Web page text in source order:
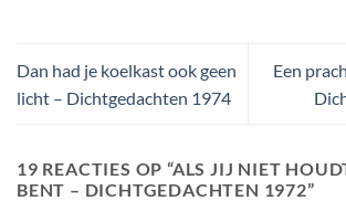
Dan had je koelkast ook geen
licht – Dichtgedachten 1974
Een
19 REACTIES OP “ALS JIJ NIET
BENT – DICHTGEDACHTEN 1972”